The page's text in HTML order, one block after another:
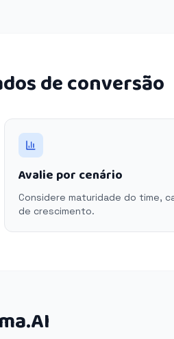
de conversão
Avalie por cenário
Considere maturidade do time,
de crescimento.